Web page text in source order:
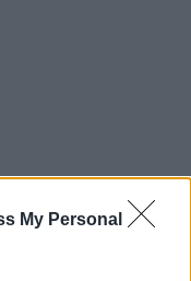
My Personal